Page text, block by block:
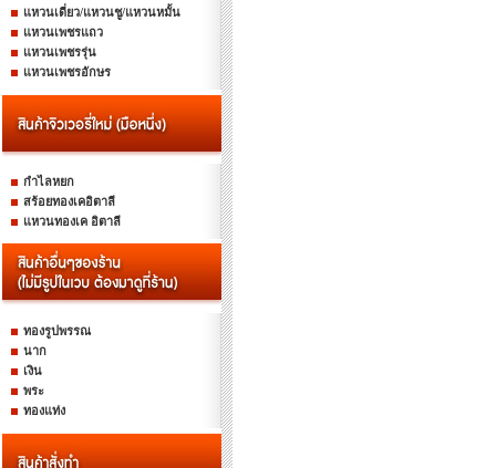
แหวนเดี่ยว/แหวนชู/แหวนหมั้น
แหวนเพชรแถว
แหวนเพชรรุ่น
แหวนเพชรอักษร
กำไลหยก
สร้อยทองเคอิตาลี
แหวนทองเค อิตาลี
ทองรูปพรรณ
นาก
เงิน
พระ
ทองแท่ง